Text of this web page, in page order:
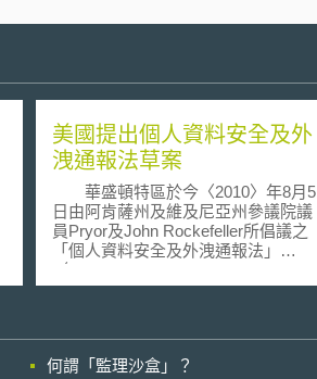
美國提出個人資料安全及外
洩通報法草案
華盛頓特區於今〈2010〉年8月5
日由阿肯薩州及維及尼亞州參議院議
員Pryor及John Rockefeller所倡議之
「個人資料安全及外洩通報法」
〈Data Security and Breach
Notification Act of 2010〉，其旨趣，
Pryor法案曾於2007年提出，惟當時未
何謂「監理沙盒」？